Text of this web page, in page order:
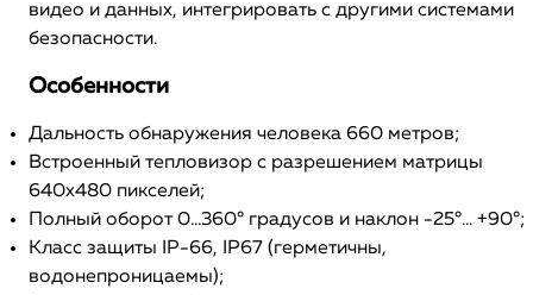
видео и данных, интегрировать с другими системами
безопасности.
Особенности
Дальность обнаружения человека 660 метров;
Встроенный тепловизор с разрешением матрицы
640х480 пикселей;
Полный оборот 0...360° градусов и наклон -25°... +90°;
Класс защиты IP-66, IP67 (герметичны,
водонепроницаемы);